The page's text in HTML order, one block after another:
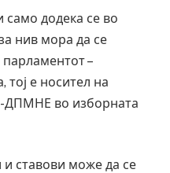
само додека се во
нив мора да се
–
тој е носител на
ДПМНЕ во изборната
и ставови може да се